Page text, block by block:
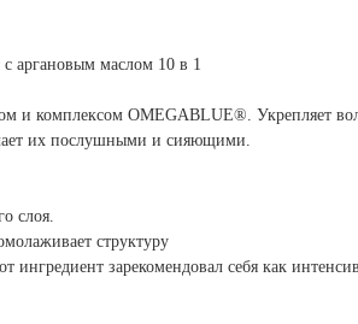
аргановым маслом 10 в 1
и комплексом OMEGABLUE®. Укрепляет
их послушными и сияющими.
слоя.
структуру
зарекомендовал себя как